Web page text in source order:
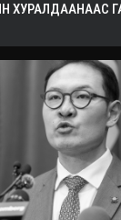
ХУРАЛДААНААС